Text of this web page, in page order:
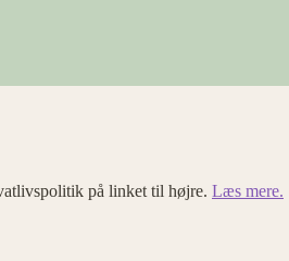
på linket til højre. Læs mere.